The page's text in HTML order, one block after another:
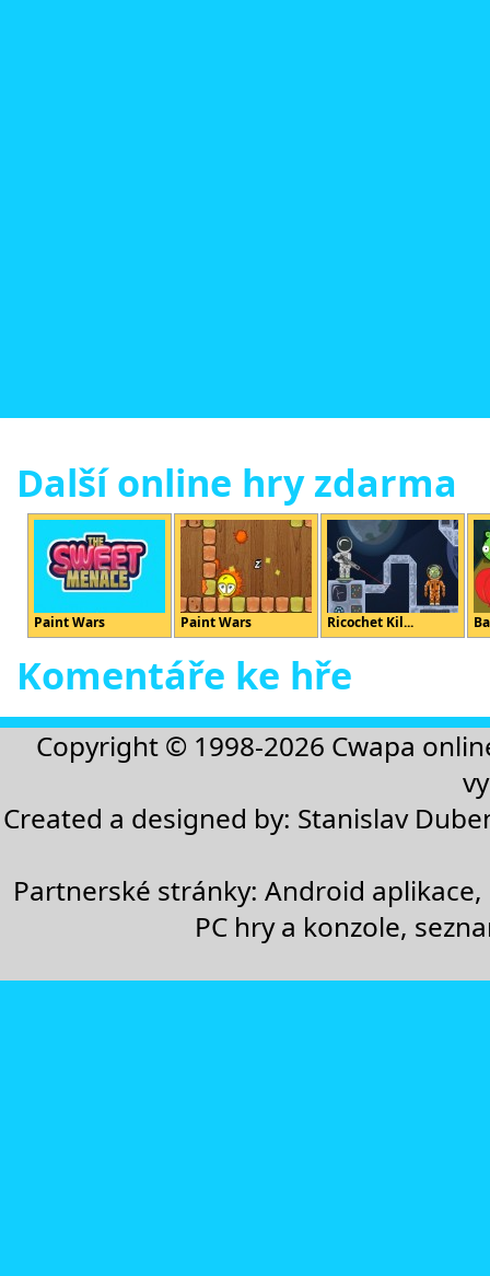
Další online hry zdarma
Paint Wars Paint Wars Ricochet Kil...
Komentáře ke hře
Copyright © 1998-2026 Cwapa
Created a designed by: Stanislav
Partnerské stránky:Android aplikace,
PC hry a konzole,